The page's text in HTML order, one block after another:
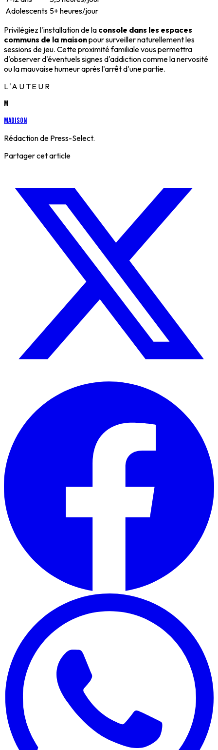
Adolescents 5+ heures/jour
Privilégiez l'installation de la console dans les espaces
communs de la maisonpour surveiller naturellement les
sessions de jeu. Cette proximité familiale vous permettra
d'observer d'éventuels signes d'addiction comme la nervosité
ou la mauvaise humeur après l'arrêt d'une partie.
L'AUTEUR
M
Madison
Rédaction de Press-Select.
Partager cet article